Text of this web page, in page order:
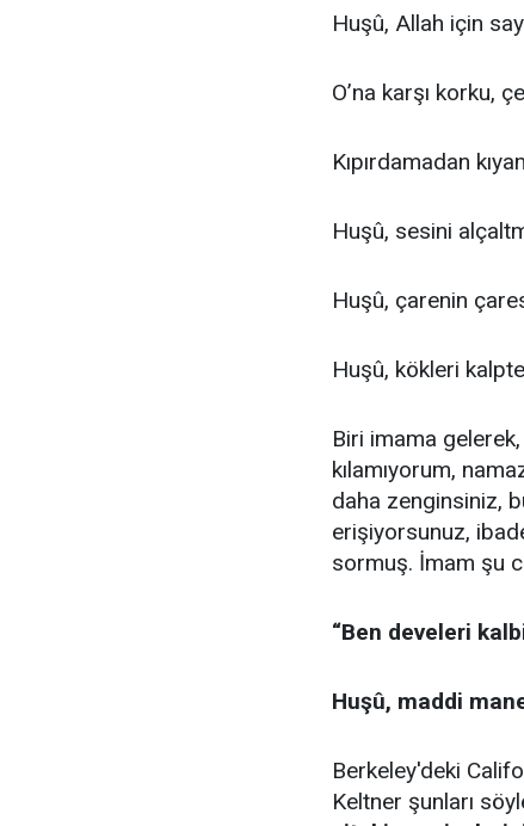
Huşû, Allah için
O’na karşı korku,
Kıpırdamadan
Huşû, sesini
Huşû, çarenin
Huşû, kökleri
Biri imama
kılamıyorum,
daha zenginsiniz,
erişiyorsunuz,
sormuş. İmam şu
“Ben develeri
Huşû, maddi
Berkeley'deki
Keltner şunları